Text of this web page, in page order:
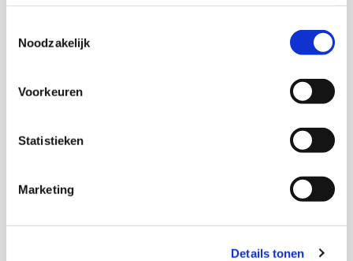
Noodzakelijk
Voorkeuren
Statistieken
Marketing
Details tonen
Onderzoekers
Inge van der Lee